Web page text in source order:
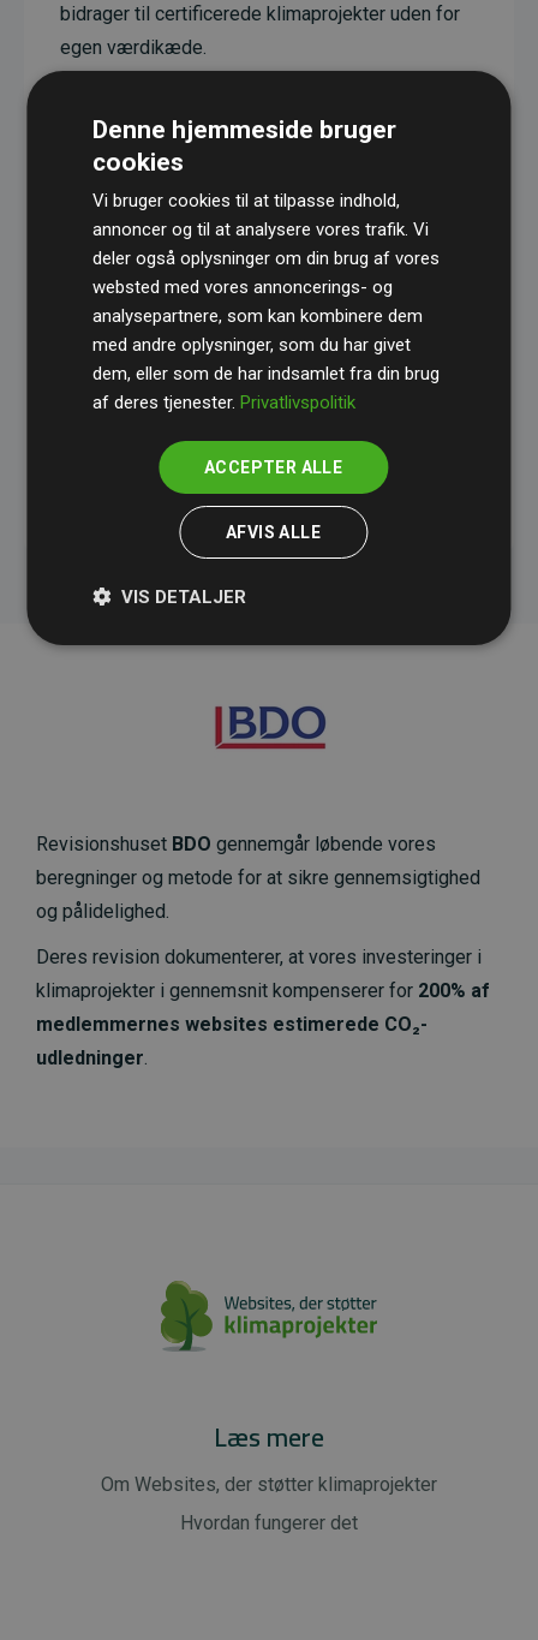
bidrager til certificerede klimaprojekter uden for
egen værdikæde.
reducerende effekt, som i gennemsnit svarer til
dobbelt så meget CO₂ som den estimerede
Alle projekter er verificeret gennem Gold
Standard– en international ordning, der sikrer høj
kvalitet og gennemsigtighed i klimainvesteringer.
Du kan læse mere om de konkrete projekter
initiativet Websites, der støtter klimaprojekter
Revisionshuset BDO gennemgår løbende vores
beregninger og metode for at sikre gennemsigtighed
og pålidelighed.
Deres revision dokumenterer, at vores investeringer i
klimaprojekter i gennemsnit kompenserer for 200% af
medlemmernes websites estimerede CO₂-
udledninger.
Læs mere
Om Websites, der støtter klimaprojekter
Hvordan fungerer det
Denne hjemmeside bruger
cookies
Vi bruger cookies til at tilpasse indhold,
annoncer og til at analysere vores trafik. Vi
deler også oplysninger om din brug af vores
websted med vores annoncerings- og
analysepartnere, som kan kombinere dem
med andre oplysninger, som du har givet
dem, eller som de har indsamlet fra din brug
af deres tjenester.Privatlivspolitik
ACCEPTER ALLE
AFVIS ALLE
VIS DETALJER